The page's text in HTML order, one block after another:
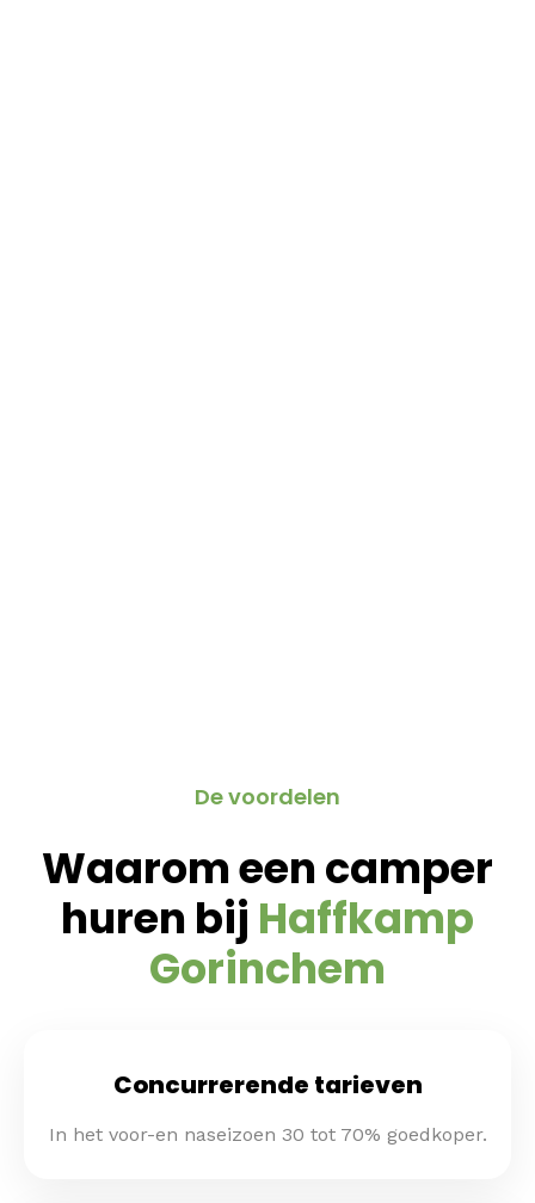
De voordelen
Waarom een camper
huren bij Haffkamp
Gorinchem
Concurrerende tarieven
In het voor-en naseizoen 30 tot 70% goedkoper.